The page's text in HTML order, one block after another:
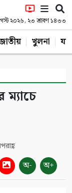
২০২৬, ২৩ শ্রাবণ ১৪৩৩
খুলনা
ম্যাচে
অ- অ+